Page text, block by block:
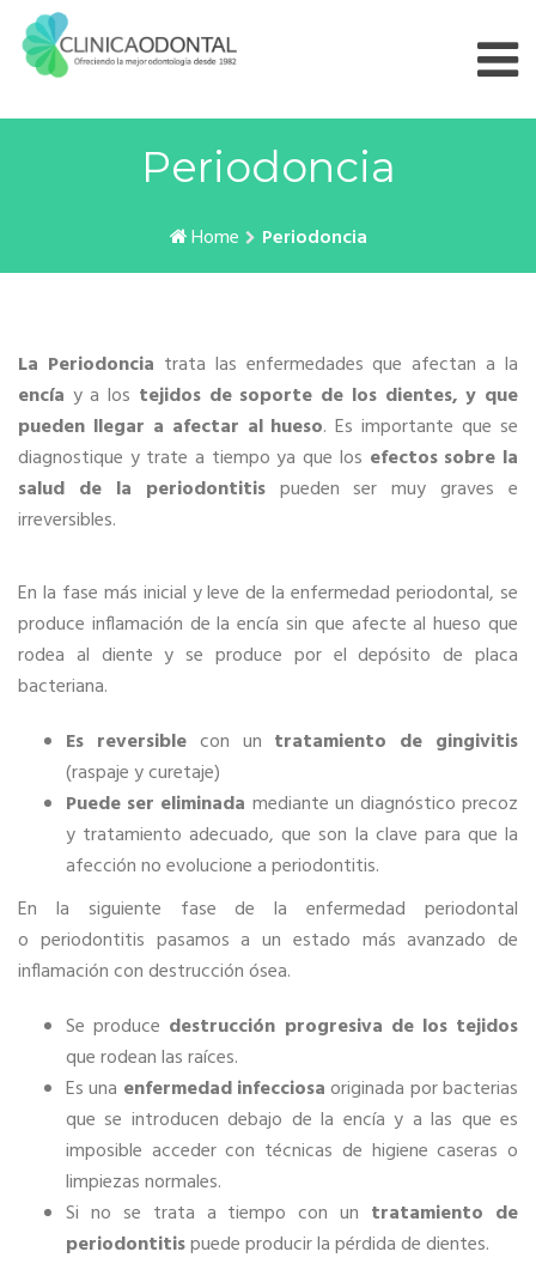
content
Periodoncia
Home Periodoncia
La Periodoncia trata las enfermedades que afectan a la
encía y a los tejidos de soporte de los dientes, y que
pueden llegar a afectar al hueso. Es importante que se
diagnostique y trate a tiempo ya que los efectos sobre la
salud de la periodontitispueden ser muy graves e
irreversibles.
En la fase más inicial y leve de la enfermedad periodontal, se
produce inflamación de la encía sin que afecte al hueso que
rodea al diente y se produce por el depósito de placa
bacteriana.
Es reversiblecon un tratamiento de gingivitis
(raspaje y curetaje)
Puede ser eliminada mediante un diagnóstico precoz
y tratamiento adecuado, que son la clave para que la
afección no evolucione a periodontitis.
En la siguiente fase de la enfermedad periodontal
o periodontitis pasamos a un estado más avanzado de
inflamación con destrucción ósea.
Se produce destrucción progresiva de los tejidos
que rodean las raíces.
Es una enfermedad infecciosaoriginada por bacterias
que se introducen debajo de la encía y a las que es
imposible acceder con técnicas de higiene caseras o
limpiezas normales.
Si no se trata a tiempo con un tratamiento de
periodontitispuede producir la pérdida de dientes.